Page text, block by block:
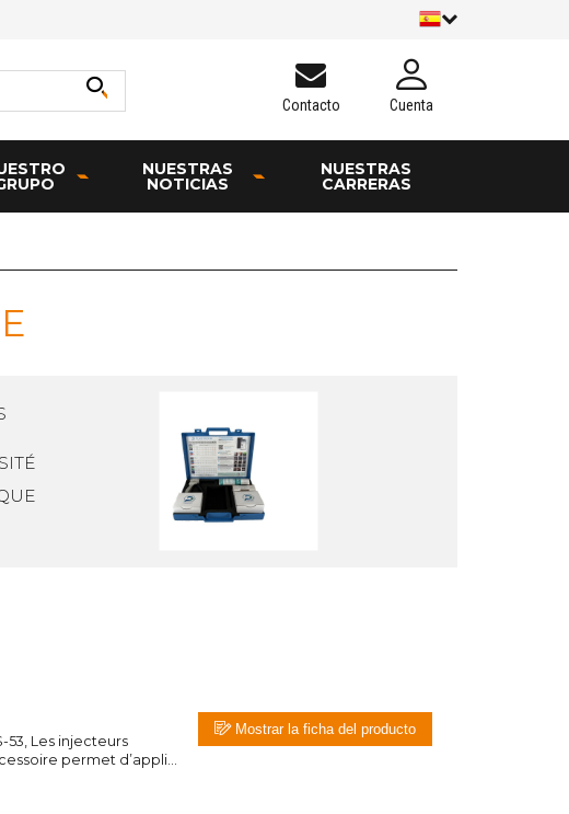
Contacto Cuenta
NUESTRAS
NOTICIAS
NUESTRAS
CARRERAS
53, Les injecteurs
permet d’appli...
Mostrar la ficha del producto